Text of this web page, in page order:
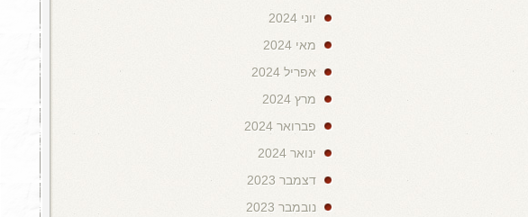
יוני 2024
מאי 2024
אפריל 2024
מרץ 2024
פברואר 2024
ינואר 2024
דצמבר 2023
נובמבר 2023